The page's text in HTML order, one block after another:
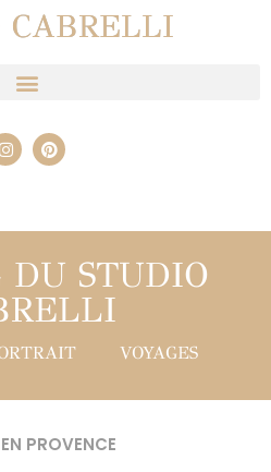
CABRELLI
STUDIO
VOYAGES
PROVENCE